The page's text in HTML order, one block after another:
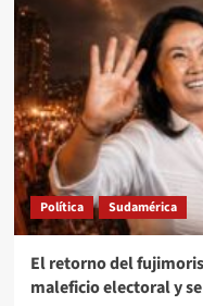
Política Sudamérica
El retorno del
maleficio electoral y